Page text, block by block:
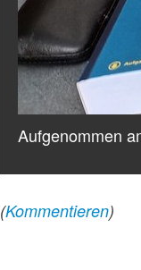
Aufgenommen
(Kommentieren)